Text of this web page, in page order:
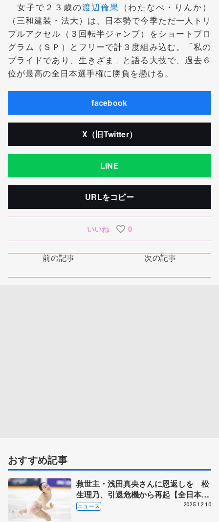
女子で２３歳の渡辺倫果 （わたなべ・りんか）
（三和建装・法大）は、日本勢で今季ただ一人トリ
プルアクセル（３回転半ジャンプ）をショートプロ
グラム（ＳＰ）とフリーで計３度組み込む。「私の
プライドであり、生きざま」と語る大技で、過去６
位が最高の全日本選手権に勝負を懸ける。
facebook
X（旧Twitter）
LINE
URLをコピー
いいね 0
前の記事 次の記事
おすすめ記事
救世主・浅田真央さんに恩返しを 松
生理乃、引退危機から再起【全日本フ
ィギュア直前連載③】
ニュース 2025.12.10